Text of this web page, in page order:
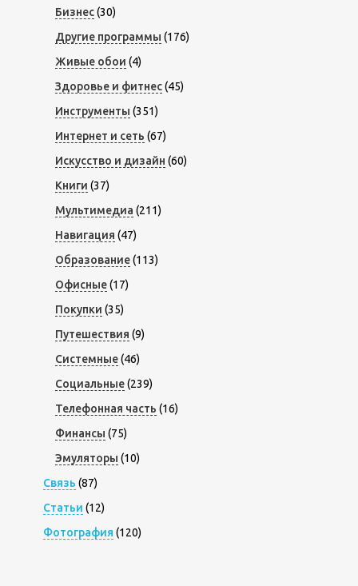
Бизнес(30)
Другие программы (176)
Живые обои (4)
Здоровье и фитнес(45)
Инструменты (351)
Интернет и сеть (67)
Искусство и дизайн (60)
Книги (37)
Мультимедиа (211)
Навигация (47)
Образование(113)
Офисные(17)
Покупки (35)
Путешествия (9)
Системные(46)
Социальные(239)
Телефонная часть (16)
Финансы (75)
Эмуляторы (10)
Связь (87)
Статьи (12)
Фотография (120)